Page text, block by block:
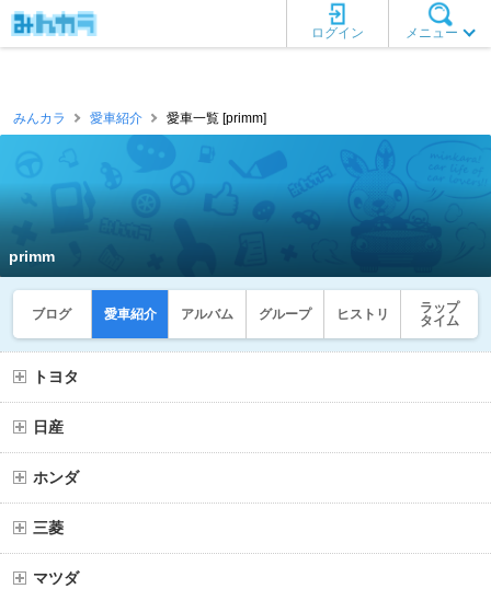
メニュー
ログイン
みんカラ 愛車紹介 愛車一覧 [primm]
primm
ブログ 愛車紹介 アルバム グループ ヒストリ
ラップ
タイム
トヨタ
日産
ホンダ
三菱
マツダ